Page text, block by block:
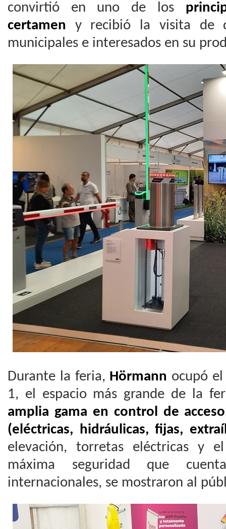
convirtió en uno de los
certamen y recibió la visita de
municipales e interesados en su
Durante la feria, Hörmann ocupó
1, el espacio más grande de la
amplia gama en control de
(eléctricas, hidráulicas, fijas,
elevación, torretas eléctricas y
máxima seguridad que
internacionales, se mostraron al